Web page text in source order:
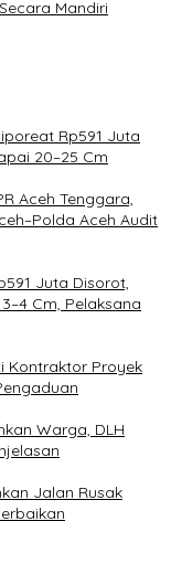
Mandiri
Rp591 Juta
20–25 Cm
Aceh Tenggara,
Aceh Audit
Juta Disorot,
Cm, Pelaksana
Kontraktor Proyek
Warga, DLH
Jalan Rusak